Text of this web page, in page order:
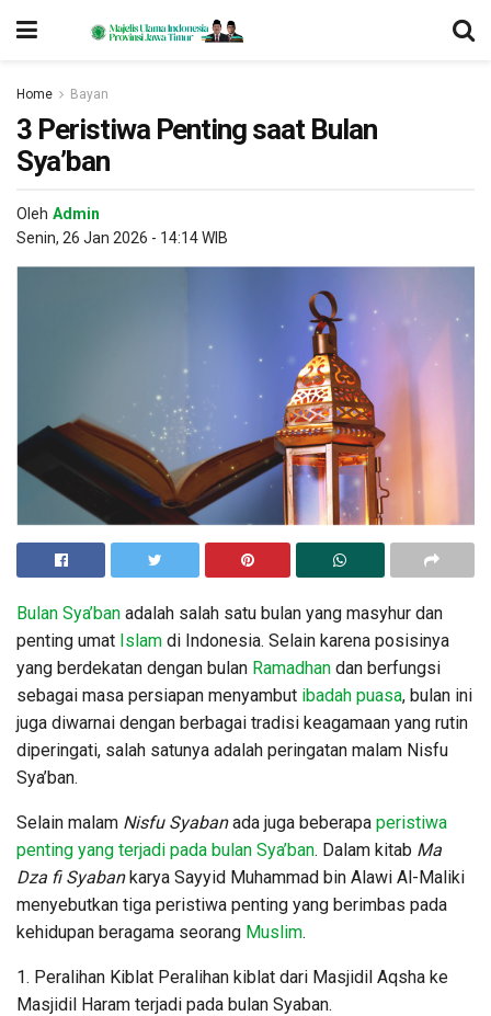
Home Bayan
3 Peristiwa Penting saat Bulan
Sya’ban
Oleh Admin
Senin, 26 Jan 2026 - 14:14 WIB
Bulan Sya’ban adalah salah satu bulan yang masyhur dan
penting umat Islam di Indonesia. Selain karena posisinya
yang berdekatan dengan bulan Ramadhan dan berfungsi
sebagai masa persiapan menyambut ibadah puasa, bulan ini
juga diwarnai dengan berbagai tradisi keagamaan yang rutin
diperingati, salah satunya adalah peringatan malam Nisfu
Sya’ban.
Selain malam Nisfu Syabanada juga beberapa peristiwa
penting yang terjadi pada bulan Sya’ban. Dalam kitab Ma
Dza fi Syabankarya Sayyid Muhammad bin Alawi Al-Maliki
menyebutkan tiga peristiwa penting yang berimbas pada
kehidupan beragama seorang Muslim.
1. Peralihan Kiblat Peralihan kiblat dari Masjidil Aqsha ke
Masjidil Haram terjadi pada bulan Syaban.